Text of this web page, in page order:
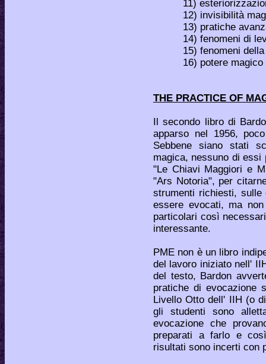
11)
12) invisibilità
13) pratiche
14) fenomeni di
15) fenomeni della
16) potere magico
THE PRACTICE OF
Il secondo libro di
apparso nel 1956,
Sebbene siano stati
magica, nessuno di
"Le Chiavi Maggiori e
"Ars Notoria", per
strumenti richiesti,
essere evocati, ma
particolari così
interessante.
PME non è un libro
del lavoro iniziato nell'
del testo, Bardon
pratiche di evocazione
Livello Otto dell' IIH (o
gli studenti sono
evocazione che
preparati a farlo e
risultati sono incerti con